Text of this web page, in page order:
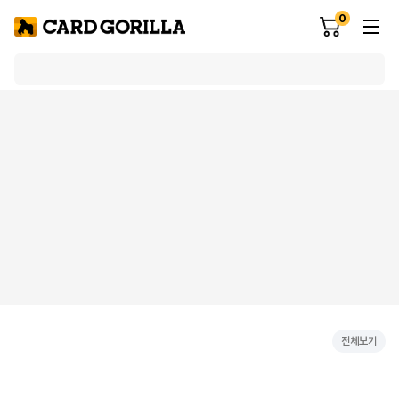
0
전체보기